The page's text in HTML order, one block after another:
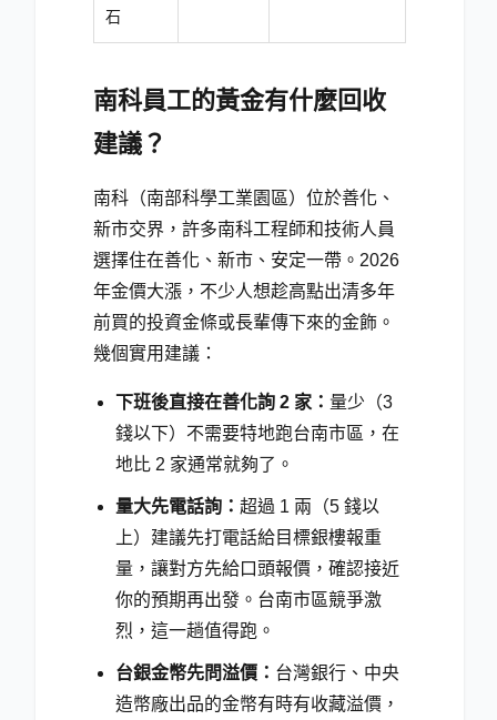
石
南科員工的黃金有什麼回收
建議？
南科（南部科學工業園區）位於善化、
新市交界，許多南科工程師和技術人員
選擇住在善化、新市、安定一帶。2026
年金價大漲，不少人想趁高點出清多年
前買的投資金條或長輩傳下來的金飾。
幾個實用建議：
下班後直接在善化詢 2 家： 量少（3
錢以下）不需要特地跑台南市區，在
地比 2 家通常就夠了。
量大先電話詢： 超過 1 兩（5 錢以
上）建議先打電話給目標銀樓報重
量，讓對方先給口頭報價，確認接近
你的預期再出發。台南市區競爭激
烈，這一趟值得跑。
台銀金幣先問溢價： 台灣銀行、中央
造幣廠出品的金幣有時有收藏溢價，